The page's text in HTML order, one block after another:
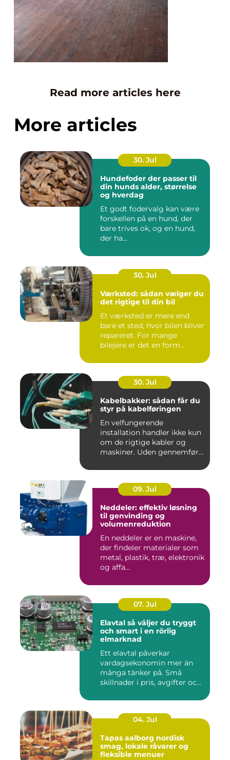
Read more articles here
More articles
30. Jul
Hundefoder der passer til
din hunds alder, størrelse
og hverdag
Et godt fodervalg kan være
forskellen på en hund, der
bare trives ok, og en hund,
der ha...
30. Jul
Værksted: sådan vælger du
det rigtige til din bil
Et værksted er mere end
bare et sted, hvor bilen bliver
repareret. For mange
bilejere er det en form...
30. Jul
Kabelbakker: sådan får du
styr på kabelføringen
En velfungerende
installation handler ikke kun
om de rigtige kabler og
maskiner. Uden gennemført
09. Jul
Neddeler: effektiv løsning
til genvinding og
volumenreduktion
En neddeler er en maskine,
der findeler materialer som
metal, plastik, træ, elektronik
og affa...
07. Jul
Elavtal så väljer du tryggt
och smart i en rörlig
elmarknad
Ett elavtal påverkar
vardagsekonomin mer än
många tänker på. Små
skillnader i pris, avgifter och
04. Jul
Tapas aalborg nordisk
smag, lokale råvarer og
fleksible menuer